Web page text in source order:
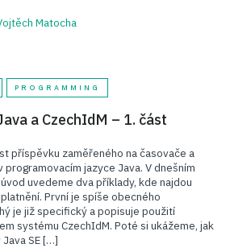
Matocha
PROGRAMMING
a CzechIdM – 1. část
příspěvku zaměřeného na časovače a
programovacím jazyce Java. V dnešním
uvedeme dva příklady, kde najdou
První je spíše obecného
je již specifický a popisuje použití
systému CzechIdM. Poté si ukážeme, jak
SE […]